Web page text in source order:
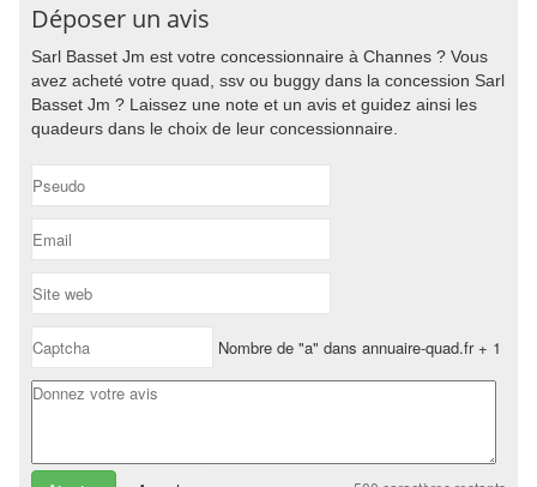
Déposer un avis
Sarl Basset Jm est votre concessionnaire à Channes ? Vous
avez acheté votre quad, ssv ou buggy dans la concession Sarl
Basset Jm ? Laissez une note et un avis et guidez ainsi les
quadeurs dans le choix de leur concessionnaire.
Nombre de "a" dans annuaire-quad.fr + 1